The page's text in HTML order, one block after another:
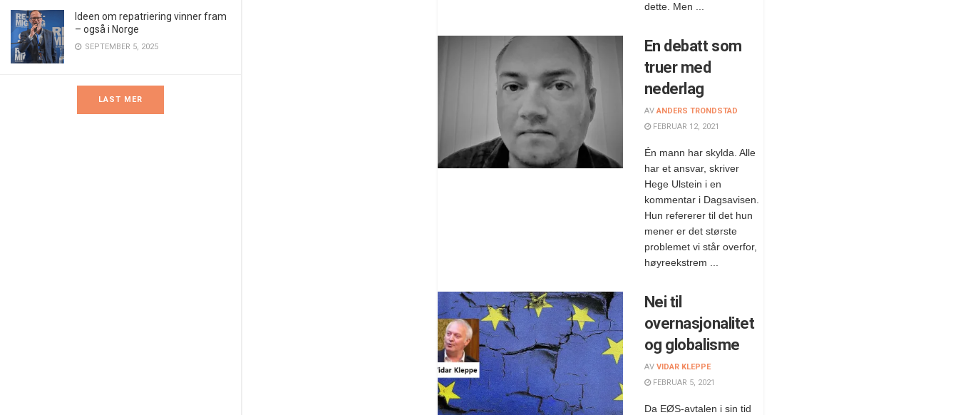
Ideen om repatriering vinner fram
– også i Norge
SEPTEMBER 5, 2025
LAST MER
dette. Men ...
En debatt som
truer med
nederlag
AV ANDERS TRONDSTAD
FEBRUAR 12, 2021
Én mann har skylda. Alle
har et ansvar, skriver
Hege Ulstein i en
kommentar i Dagsavisen.
Hun refererer til det hun
mener er det største
problemet vi står overfor,
høyreekstrem ...
Nei til
overnasjonalitet
og globalisme
AV VIDAR KLEPPE
FEBRUAR 5, 2021
Da EØS-avtalen i sin tid